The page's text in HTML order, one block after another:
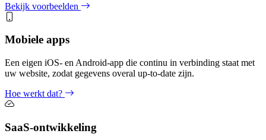
Bekijk voorbeelden
Mobiele apps
Een eigen iOS- en Android-app die continu in verbinding staat met
uw website, zodat gegevens overal up-to-date zijn.
Hoe werkt dat?
SaaS-ontwikkeling